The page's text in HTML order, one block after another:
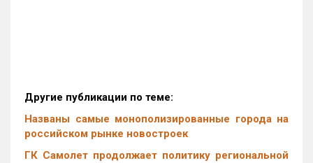
Другие публикации по теме:
Названы самые монополизированные города на
российском рынке новостроек
ГК Самолет продолжает политику региональной